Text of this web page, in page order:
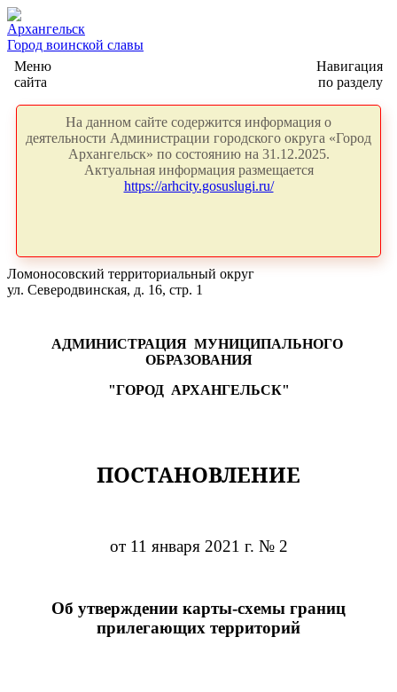
Архангельск
Город воинской славы
Меню
сайта
Навигация
по разделу
На данном сайте содержится информация о
деятельности Администрации городского округа «Город
Архангельск» по состоянию на 31.12.2025.
Актуальная информация размещается
https://arhcity.gosuslugi.ru/
Ломоносовский территориальный округ
ул. Северодвинская, д. 16, стр. 1
АДМИНИСТРАЦИЯ МУНИЦИПАЛЬНОГО
ОБРАЗОВАНИЯ
"ГОРОД АРХАНГЕЛЬСК"
ПОСТАНОВЛЕНИЕ
от 11 января 2021 г. № 2
Об утверждении карты-схемы границ
прилегающих территорий